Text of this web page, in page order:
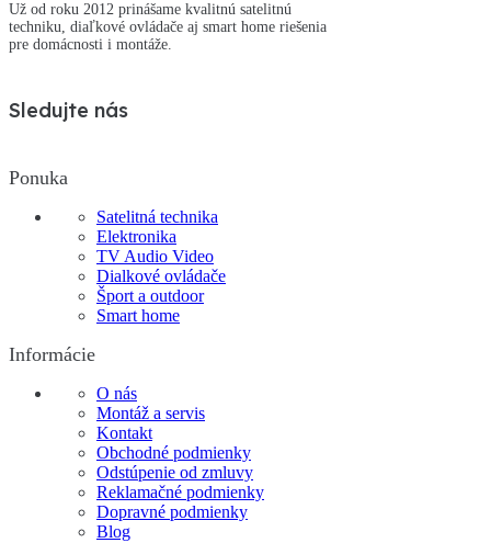
Už od roku 2012 prinášame kvalitnú satelitnú
techniku, diaľkové ovládače aj smart home riešenia
pre domácnosti i montáže.
Sledujte nás
Ponuka
Satelitná technika
Elektronika
TV Audio Video
Dialkové ovládače
Šport a outdoor
Smart home
Informácie
O nás
Montáž a servis
Kontakt
Obchodné podmienky
Odstúpenie od zmluvy
Reklamačné podmienky
Dopravné podmienky
Blog